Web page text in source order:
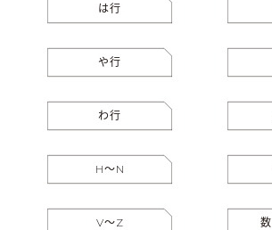
は行
や行
わ行
H〜N
V〜Z